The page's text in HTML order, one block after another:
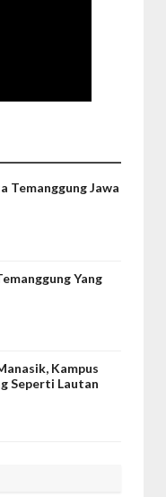
Temanggung Jawa
Yang
Kampus
Seperti Lautan